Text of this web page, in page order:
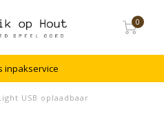
0
inpakservice
USB oplaadbaar